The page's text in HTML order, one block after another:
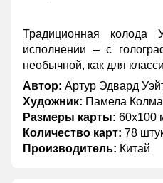
Традиционная колода
исполнении – с
необычной, как для
Автор: Артур Эдвард
Художник: Памела
Размеры карты: 60х100
Количество карт: 78
Производитель: Китай